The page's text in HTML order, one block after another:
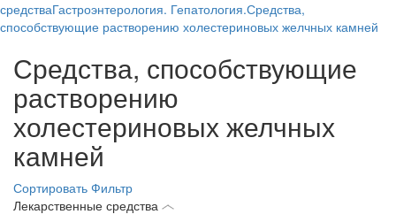
средстваГастроэнтерология. Гепатология.Средства,
способствующие растворению холестериновых желчных камней
Средства, способствующие
растворению
холестериновых желчных
камней
Сортировать Фильтр
Лекарственные средства